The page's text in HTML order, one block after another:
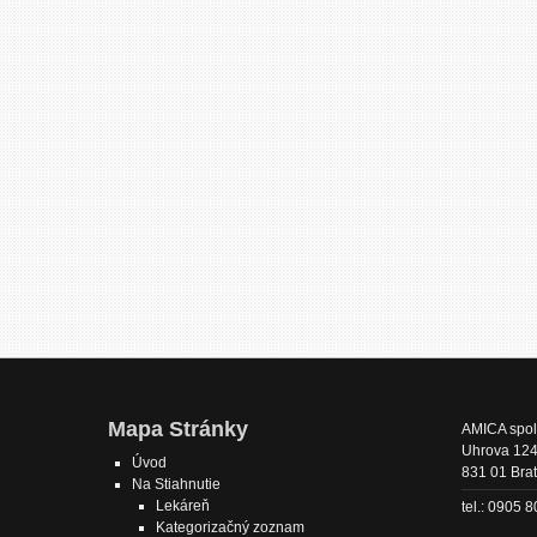
Mapa Stránky
Úvod
Na Stiahnutie
Lekáreň
Kategorizačný zoznam
AMICA
Uhrova
831 01
tel.: 0905